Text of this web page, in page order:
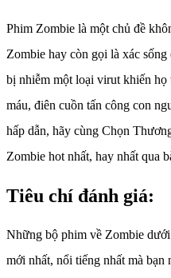
Phim Zombie là một chủ đề
Zombie hay còn gọi là xác
bị nhiễm một loại virut khiến họ
máu, điên cuồn tấn công con
hấp dẫn, hãy cùng Chọn
Zombie hot nhất, hay nhất qua
Tiêu chí đánh giá:
Những bộ phim về Zombie
mới nhất, nổi tiếng nhất mà bạn